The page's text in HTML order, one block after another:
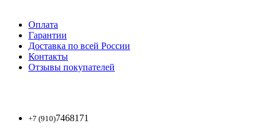
Оплата
Гарантии
Доставка по всей России
Контакты
Отзывы покупателей
+7 (910)7468171